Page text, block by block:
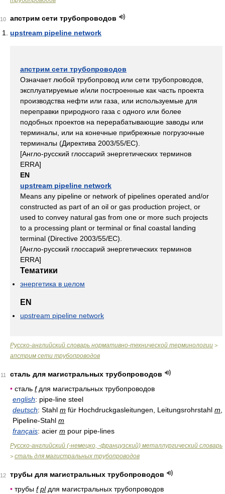
10
апстрим сети трубопроводов
upstream pipeline network
апстрим сети трубопроводов
Означает любой трубопровод или сети трубопроводов,
эксплуатируемые и/или построенные как часть проекта
производства нефти или газа, или используемые для
переправки природного газа с одного или более
подобных проектов на перерабатывающие заводы или
терминалы, или на конечные прибрежные погрузочные
терминалы (Директива 2003/55/ЕС).
[Англо-русский глосcарий энергетических терминов
ERRA]
EN
upstream pipeline network
Means any pipeline or network of pipelines operated and/or
constructed as part of an oil or gas production project, or
used to convey natural gas from one or more such projects
to a processing plant or terminal or final coastal landing
terminal (Directive 2003/55/EC).
[Англо-русский глосcарий энергетических терминов
ERRA]
Тематики
энергетика в целом
EN
upstream pipeline network
Русско-английский словарь нормативно-технической терминологии >
апстрим сети трубопроводов
11
сталь для магистральных трубопроводов
• сталь fдля магистральных трубопроводов
english: pipe-line steel
deutsch: Stahl m für Hochdruckgasleitungen, Leitungsrohrstahl m
Pipeline-Stahl m
français: acier m pour pipe-lines
Русско-английский (-немецко, -французский) металлургический словарь
> сталь для магистральных трубопроводов
12
трубы для магистральных трубопроводов
• трубы f plдля магистральных трубопроводов